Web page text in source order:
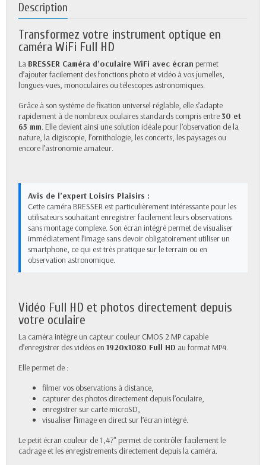
Description
Transformez votre instrument optique en
caméra WiFi Full HD
La BRESSER Caméra d’oculaire WiFi avec écran permet
d’ajouter facilement des fonctions photo et vidéo à vos jumelles,
longues-vues, monoculaires ou télescopes astronomiques.
Grâce à son système de fixation universel réglable, elle s’adapte
rapidement à de nombreux oculaires standards compris entre30 et
65 mm. Elle devient ainsi une solution idéale pour l’observation de la
nature, la digiscopie, l’ornithologie, les concerts, les paysages ou
encore l’astronomie amateur.
Avis de l’expert Loisirs Plaisirs :
Cette caméra BRESSER est particulièrement intéressante pour les
utilisateurs souhaitant enregistrer facilement leurs observations
sans montage complexe. Son écran intégré permet de visualiser
immédiatement l’image sans devoir obligatoirement utiliser un
smartphone, ce qui est très pratique sur le terrain ou en
observation astronomique.
Vidéo Full HD et photos directement depuis
votre oculaire
La caméra intègre un capteur couleur CMOS 2 MP capable
d’enregistrer des vidéos en 1920x1080 Full HD au format MP4.
Elle permet de :
filmer vos observations à distance,
capturer des photos directement depuis l’oculaire,
enregistrer sur carte microSD,
visualiser l’image en direct sur l’écran intégré.
Le petit écran couleur de 1,47" permet de contrôler facilement le
cadrage et les enregistrements directement depuis la caméra.